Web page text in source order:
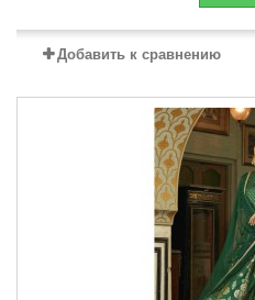
Добавить к сравнению